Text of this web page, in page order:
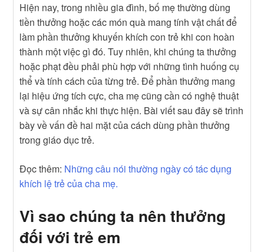
Hiện nay, trong nhiều gia đình, bố mẹ thường dùng
tiền thưởng hoặc các món quà mang tính vật chất để
làm phần thưởng khuyến khích con trẻ khi con hoàn
thành một việc gì đó. Tuy nhiên, khi chúng ta thưởng
hoặc phạt đều phải phù hợp với những tình huống cụ
thể và tính cách của từng trẻ. Để phần thưởng mang
lại hiệu ứng tích cực, cha mẹ cũng cần có nghệ thuật
và sự cân nhắc khi thực hiện. Bài viết sau đây sẽ trình
bày về vấn đề hai mặt của cách dùng phần thưởng
trong giáo dục trẻ.
Đọc thêm: Những câu nói thường ngày có tác dụng
khích lệ trẻ của cha mẹ.
Vì sao chúng ta nên thưởng
đối với trẻ em